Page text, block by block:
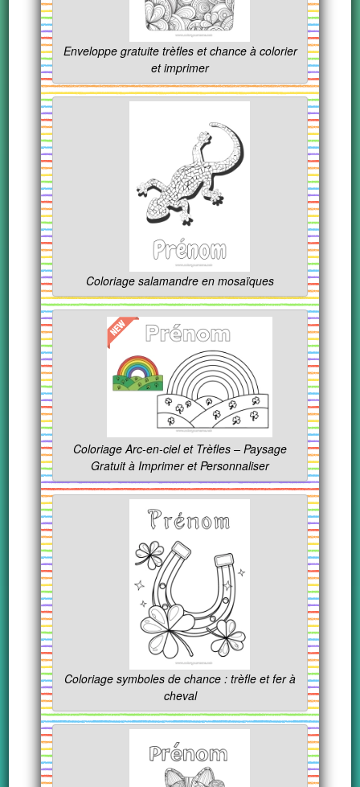
Enveloppe gratuite trèfles et chance à colorier
et imprimer
Coloriage salamandre en mosaïques
Coloriage Arc-en-ciel et Trèfles – Paysage
Gratuit à Imprimer et Personnaliser
Coloriage symboles de chance : trèfle et fer à
cheval